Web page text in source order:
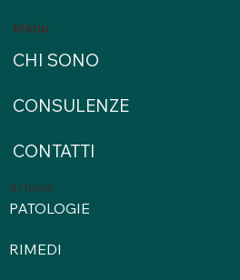
Menù
CHI SONO
CONSULENZE
CONTATTI
Articoli
PATOLOGIE
RIMEDI